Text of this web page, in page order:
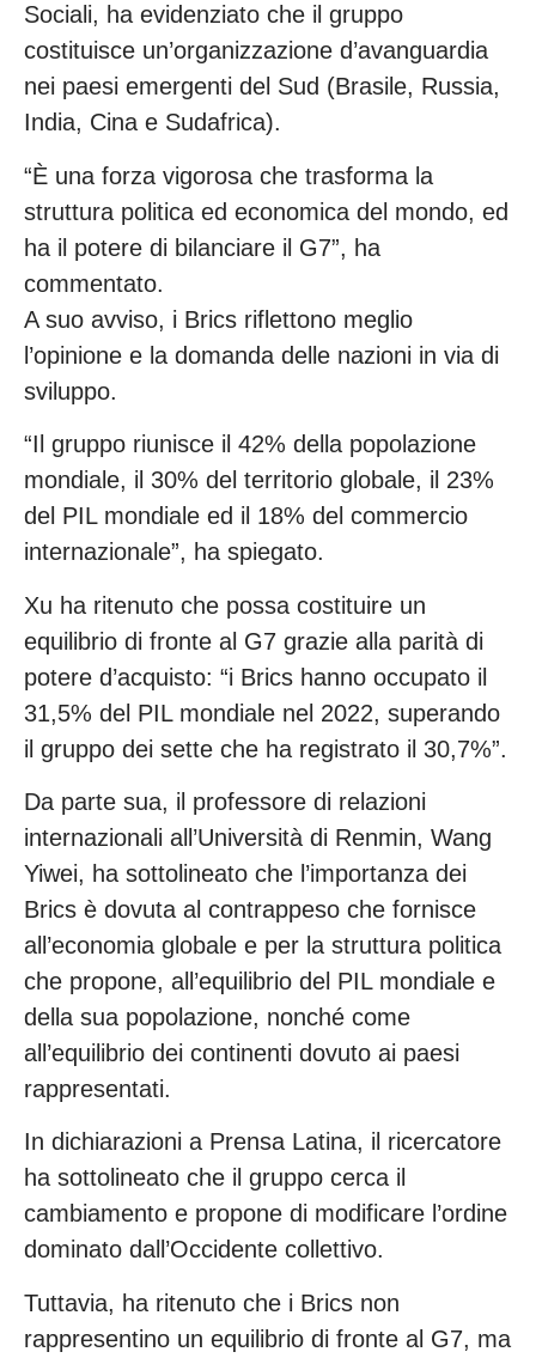
Sociali, ha evidenziato che il gruppo
costituisce un’organizzazione d’avanguardia
nei paesi emergenti del Sud (Brasile, Russia,
India, Cina e Sudafrica).
“È una forza vigorosa che trasforma la
struttura politica ed economica del mondo, ed
ha il potere di bilanciare il G7”, ha
commentato.
A suo avviso, i Brics riflettono meglio
l’opinione e la domanda delle nazioni in via di
sviluppo.
“Il gruppo riunisce il 42% della popolazione
mondiale, il 30% del territorio globale, il 23%
del PIL mondiale ed il 18% del commercio
internazionale”, ha spiegato.
Xu ha ritenuto che possa costituire un
equilibrio di fronte al G7 grazie alla parità di
potere d’acquisto: “i Brics hanno occupato il
31,5% del PIL mondiale nel 2022, superando
il gruppo dei sette che ha registrato il 30,7%”.
Da parte sua, il professore di relazioni
internazionali all’Università di Renmin, Wang
Yiwei, ha sottolineato che l’importanza dei
Brics è dovuta al contrappeso che fornisce
all’economia globale e per la struttura politica
che propone, all’equilibrio del PIL mondiale e
della sua popolazione, nonché come
all’equilibrio dei continenti dovuto ai paesi
rappresentati.
In dichiarazioni a Prensa Latina, il ricercatore
ha sottolineato che il gruppo cerca il
cambiamento e propone di modificare l’ordine
dominato dall’Occidente collettivo.
Tuttavia, ha ritenuto che i Brics non
rappresentino un equilibrio di fronte al G7, ma